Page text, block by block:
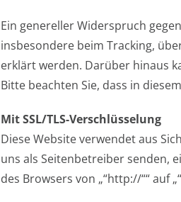
Ein genereller Widerspruch
insbesondere beim Tracking,
erklärt werden. Darüber hinaus
Bitte beachten Sie, dass in
Mit SSL/TLS-Verschlüsselung
Diese Website verwendet aus
uns als Seitenbetreiber senden,
des Browsers von „“http://““ auf